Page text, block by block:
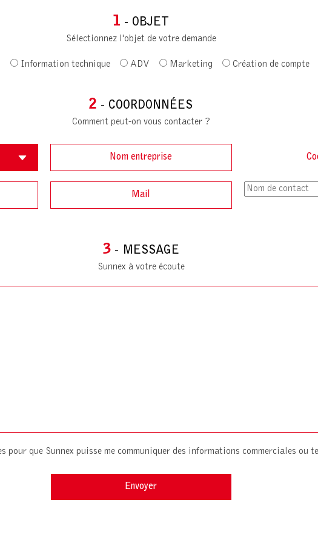
1 - OBJET
Sélectionnez l'objet de votre demande
Information technique ADV Marketing Création de compte
2 - COORDONNÉES
Comment peut-on vous contacter ?
3- MESSAGE
Sunnex à votre écoute
pour que Sunnex puisse me communiquer des informations commerciales ou